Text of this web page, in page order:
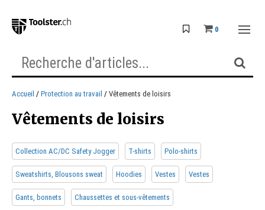
0
Accueil Protection au travail Vêtements de loisirs
Vêtements de loisirs
Collection AC/DC Safety Jogger T-shirts Polo-shirts
Sweatshirts, Blousons sweat Hoodies Vestes Vestes
Gants, bonnets Chaussettes et sous-vêtements